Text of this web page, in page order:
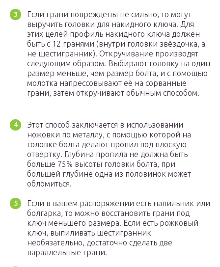
Если грани повреждены не сильно, то могут
выручить головки для накидного ключа. Для
этих целей профиль накидного ключа должен
быть с 12 гранями (внутри головки звёздочка, а
не шестигранник). Откручивание производят
следующим образом. Выбирают головку на один
размер меньше, чем размер болта, и с помощью
молотка напрессовывают её на сорванные
грани, затем откручивают обычным способом.
Этот способ заключается в использовании
ножовки по металлу, с помощью которой на
головке болта делают пропил под плоскую
отвёртку. Глубина пропила не должна быть
больше 75% высоты головки болта, при
большей глубине одна из половинок может
обломиться.
Если в вашем распоряжении есть напильник или
болгарка, то можно восстановить грани под
ключ меньшего размера. Если есть рожковый
ключ, выпиливать шестигранник
необязательно, достаточно сделать две
параллельные грани.